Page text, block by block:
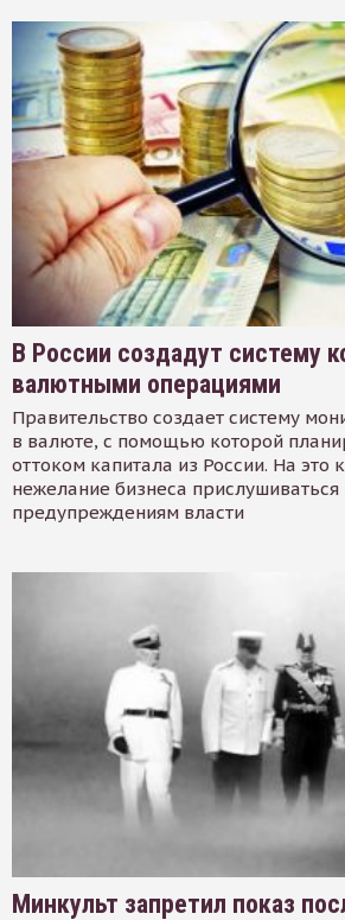
В России создадут систему
валютными операциями
Правительство создает систему
в валюте, с помощью которой
оттоком капитала из России. На это
нежелание бизнеса прислушиваться
предупреждениям власти
Минкульт запретил показ